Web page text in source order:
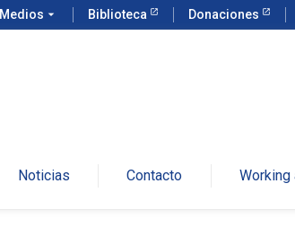
Medios arrow_drop_down Biblioteca Donaciones
Noticias Contacto Working